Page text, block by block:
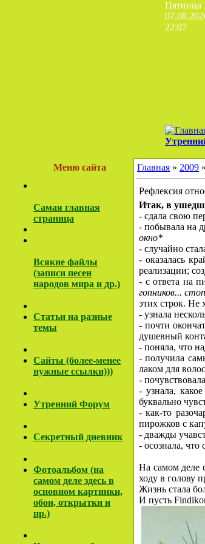
Пятница
22:07
Меню сайта
Самая главная
страница
Всякие файлы
(записи песен
народов мира и др.)
Cтатьи на разные
темы
Сайты (более-менее
нужные ссылки)))
Утренний Форум
Секретный дневник
Фотоальбом (на
самом деле здесь в
основном картинки,
обои, открытки и
пр.)
Главная » 2009 »
Рефлексия
Итак, в
- сдала свою
- побывала на
окно*
- случайно
- оказалась
реализации;
- с ответа на
гопников...
этих строк. Не
- узнала
- почти
душевный
- поняла, что
- получила
лаком для
-
- узнала,
буквально
- как-то
пирожков с
- дважды
- осознала,
На самом деле
ходу в голову
Жизнь стала
И пусть